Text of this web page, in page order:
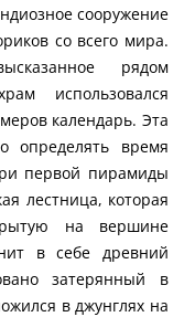
сооружение
со всего мира.
рядом
использовался
календарь. Эта
определять время
первой пирамиды
лестница, которая
на вершине
в себе древний
затерянный в
в джунглях на